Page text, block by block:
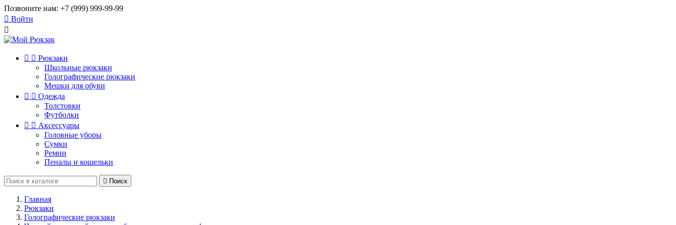
Позвоните нам: +7 (999) 999-99-99
 Войти

  Рюкзаки
Школьные рюкзаки
Голографические рюкзаки
Мешки для обуви
  Одежда
Толстовки
Футболки
  Аксессуары
Головные уборы
Сумки
Ремни
Пеналы и кошельки
 Поиск
Главная
Рюкзаки
Голографические рюкзаки